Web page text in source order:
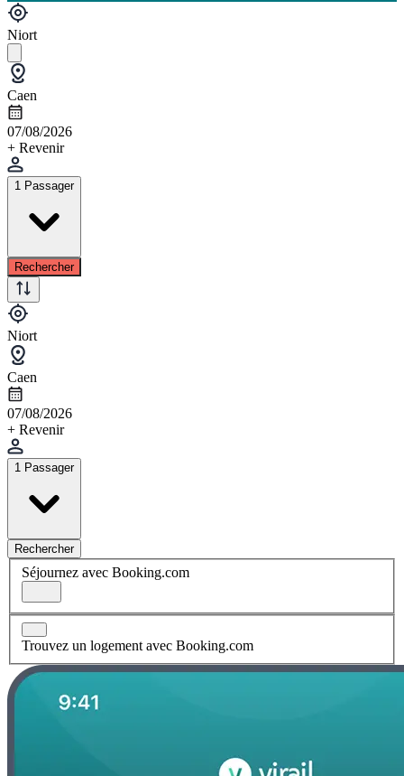
Niort
Caen
07/08/2026
+ Revenir
1 Passager
Rechercher
Niort
Caen
07/08/2026
+ Revenir
1 Passager
Rechercher
Séjournez avec Booking.com
Trouvez un logement avec Booking.com